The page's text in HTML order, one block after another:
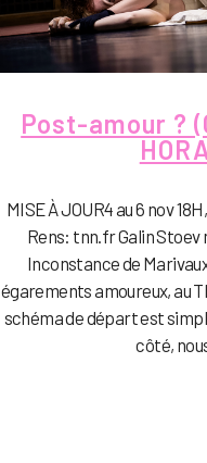
Post-amour ?
MISE À JOUR4 au 6 nov
Rens: tnn.fr Galin Stoev
Inconstance de
égarements amoureux, au
schéma de départ est
côté,